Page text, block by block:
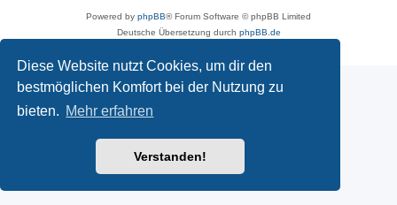
Diese Website nutzt Cookies, um dir den
bestmöglichen Komfort bei der Nutzung zu
bieten. Mehr erfahren
Verstanden!
Powered by phpBB® Forum Software © phpBB Limited
Deutsche Übersetzung durch phpBB.de